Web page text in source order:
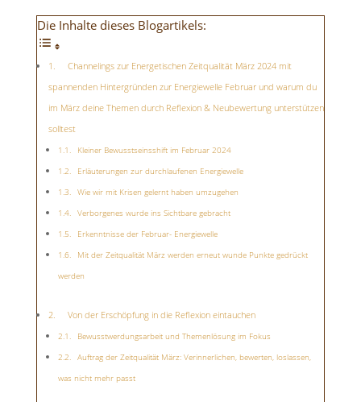
Die Inhalte dieses Blogartikels:
Channelings zur Energetischen Zeitqualität März 2024 mit
spannenden Hintergründen zur Energiewelle Februar und warum du
im März deine Themen durch Reflexion & Neubewertung unterstützen
solltest
Kleiner Bewusstseinsshift im Februar 2024
Erläuterungen zur durchlaufenen Energiewelle
Wie wir mit Krisen gelernt haben umzugehen
Verborgenes wurde ins Sichtbare gebracht
Erkenntnisse der Februar- Energiewelle
Mit der Zeitqualität März werden erneut wunde Punkte gedrückt
werden
Von der Erschöpfung in die Reflexion eintauchen
Bewusstwerdungsarbeit und Themenlösung im Fokus
Auftrag der Zeitqualität März: Verinnerlichen, bewerten, loslassen,
was nicht mehr passt